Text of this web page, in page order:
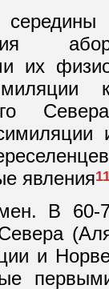
их
явления
В 60-
и